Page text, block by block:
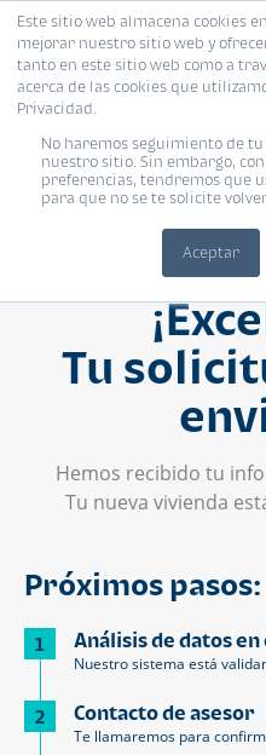
Este sitio web almacena cookies
mejorar nuestro sitio web y
tanto en este sitio web como a
acerca de las cookies que
Privacidad.
No haremos seguimiento de
nuestro sitio. Sin embargo,
preferencias, tendremos que
para que no se te solicite
Aceptar
Tu
Hemos recibido tu
Tu nueva vivienda
Próximos pasos:
1 Análisis de datos
Nuestro sistema está
2 Contacto de asesor
Te llamaremos para